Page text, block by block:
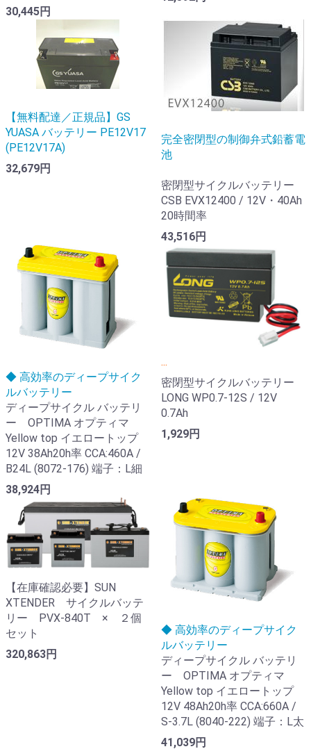
30,445円
【無料配達／正規品】GS
YUASA バッテリー PE12V17
(PE12V17A)
32,679円
完全密閉型の制御弁式鉛蓄電
池
密閉型サイクルバッテリー
CSB EVX12400 / 12V・40Ah
20時間率
43,516円
◆ 高効率のディープサイク
ルバッテリー
ディープサイクル バッテリ
ー OPTIMA オプティマ
Yellow top イエロートップ
12V 38Ah20h率 CCA:460A /
B24L (8072-176) 端子：L細
38,924円
...
密閉型サイクルバッテリー
LONG WP0.7-12S / 12V
0.7Ah
1,929円
【在庫確認必要】SUN
XTENDER サイクルバッテ
リー PVX-840T × ２個
セット
320,863円
◆ 高効率のディープサイク
ルバッテリー
ディープサイクル バッテリ
ー OPTIMA オプティマ
Yellow top イエロートップ
12V 48Ah20h率 CCA:660A /
S-3.7L (8040-222) 端子：L太
41,039円